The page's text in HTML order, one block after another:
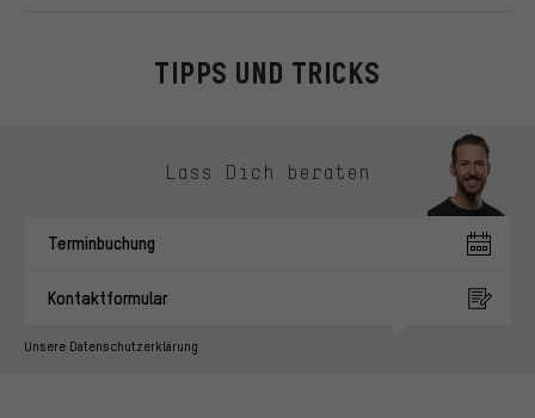
TIPPS UND TRICKS
Lass Dich beraten
Terminbuchung
Kontaktformular
Unsere Datenschutzerklärung